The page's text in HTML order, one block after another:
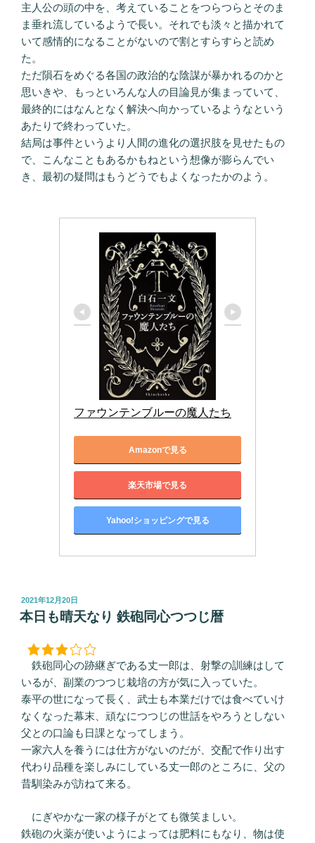
主人公の頭の中を、考えていることをつらつらとそのま
ま垂れ流しているようで長い。それでも淡々と描かれて
いて感情的になることがないので割とすらすらと読め
た。
ただ隕石をめぐる各国の政治的な陰謀が暴かれるのかと
思いきや、もっといろんな人の目論見が集まっていて、
最終的にはなんとなく解決へ向かっているようなという
あたりで終わっていた。
結局は事件というより人間の進化の選択肢を見せたもの
で、こんなこともあるかもねという想像が膨らんでい
き、最初の疑問はもうどうでもよくなったかのよう。
ファウンテンブルーの魔人たち
Amazonで見る
楽天市場で見る
Yahoo!ショッピングで見る
投
稿
日:
2021年12月20日
本日も晴天なり 鉄砲同心つつじ暦
鉄砲同心の跡継ぎである丈一郎は、射撃の訓練はして
いるが、副業のつつじ栽培の方が気に入っていた。
泰平の世になって長く、武士も本業だけでは食べていけ
なくなった幕末、頑なにつつじの世話をやろうとしない
父との口論も日課となってしまう。
一家六人を養うには仕方がないのだが、交配で作り出す
代わり品種を楽しみにしている丈一郎のところに、父の
昔馴染みが訪ねて来る。
にぎやかな一家の様子がとても微笑ましい。
鉄砲の火薬が使いようによっては肥料にもなり、物は使